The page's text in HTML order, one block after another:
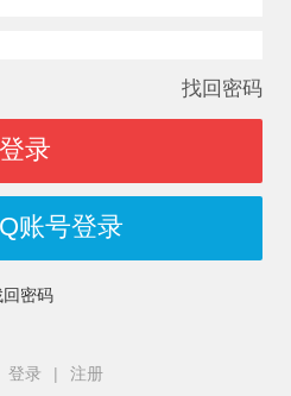
找回密码
登录
账号登录
密码
登录 |
注册